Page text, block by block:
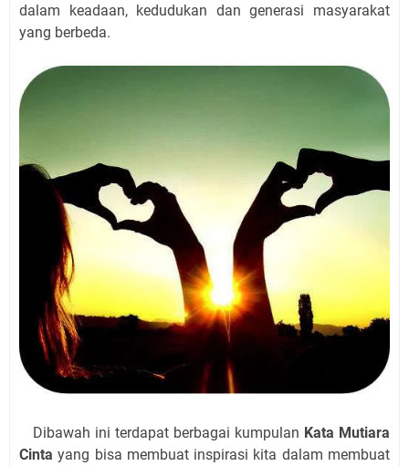
dalam keadaan, kedudukan dan generasi masyarakat
yang berbeda.
Dibawah ini terdapat berbagai kumpulan Kata Mutiara
Cinta yang bisa membuat inspirasi kita dalam membuat